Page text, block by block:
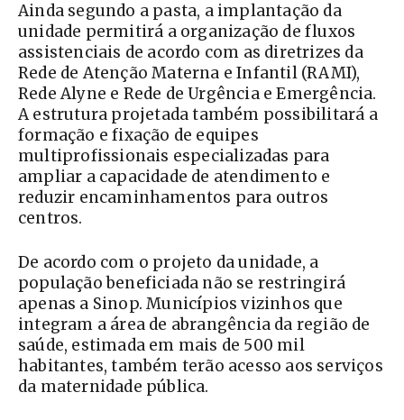
Ainda segundo a pasta, a implantação da
unidade permitirá a organização de fluxos
assistenciais de acordo com as diretrizes da
Rede de Atenção Materna e Infantil (RAMI),
Rede Alyne e Rede de Urgência e Emergência.
A estrutura projetada também possibilitará a
formação e fixação de equipes
multiprofissionais especializadas para
ampliar a capacidade de atendimento e
reduzir encaminhamentos para outros
centros.
De acordo com o projeto da unidade, a
população beneficiada não se restringirá
apenas a Sinop. Municípios vizinhos que
integram a área de abrangência da região de
saúde, estimada em mais de 500 mil
habitantes, também terão acesso aos serviços
da maternidade pública.